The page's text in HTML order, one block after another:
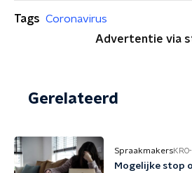
Tags Coronavirus
Advertentie via
Gerelateerd
Spraakmakers
Mogelijke stop